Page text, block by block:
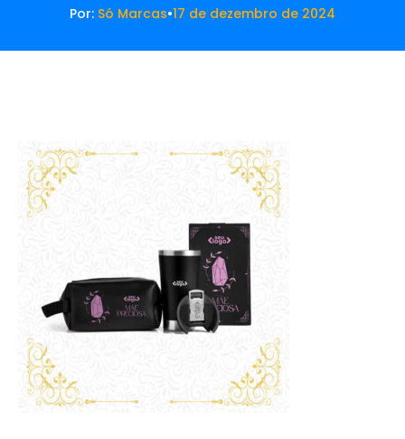
Por: Só Marcas•17 de dezembro de 2024